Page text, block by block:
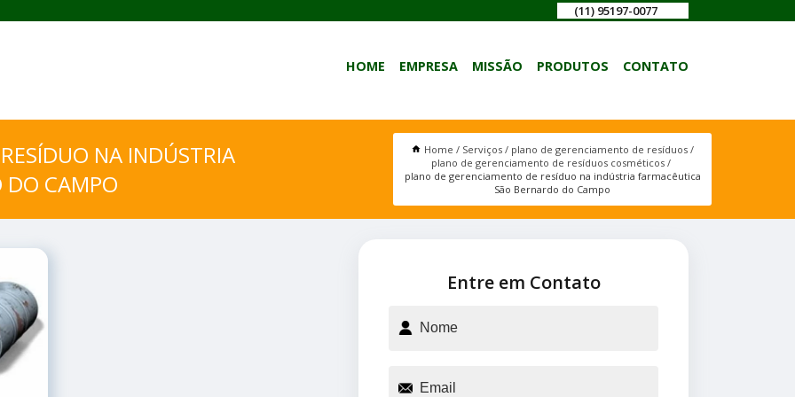
(11) 95197-0077
HOME EMPRESA MISSÃO PRODUTOS CONTATO
NA INDÚSTRIA
DO CAMPO
Home Serviços
plano de gerenciamento de resíduos
plano de gerenciamento de resíduos cosméticos
plano de gerenciamento de resíduo na indústria farmacêutica
São Bernardo do Campo
Entre em Contato